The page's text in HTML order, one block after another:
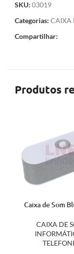
SKU: 03019
Categorias: CAIXA
Compartilhar:
Produtos
Caixa de Som
CAIXA DE